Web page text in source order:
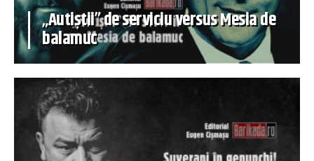
„Autiștii” de serviciu versus Mesia de
balamuc